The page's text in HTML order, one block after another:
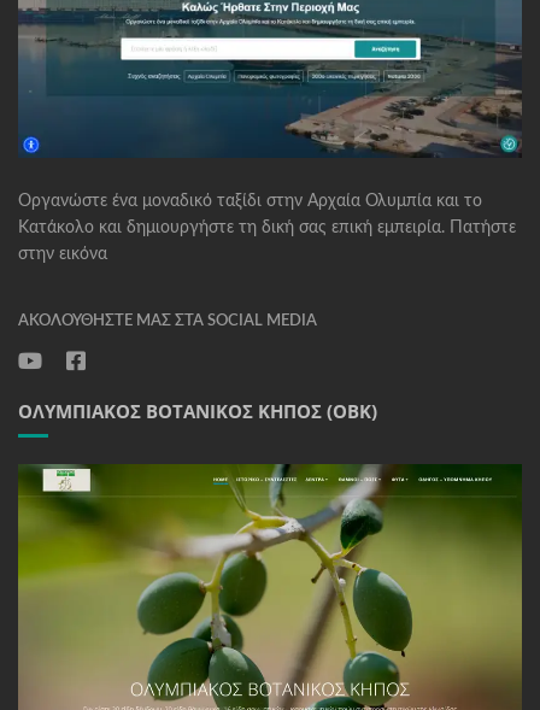
Οργανώστε ένα μοναδικό ταξίδι στην Αρχαία Ολυμπία και το
Κατάκολο και δημιουργήστε τη δική σας επική εμπειρία. Πατήστε
στην εικόνα
ΑΚΟΛΟΥΘΉΣΤΕ ΜΑΣ ΣΤΑ SOCIAL MEDIA
ΟΛΥΜΠΙΑΚΌΣ ΒΟΤΑΝΙΚΌΣ ΚΉΠΟΣ (ΟΒΚ)